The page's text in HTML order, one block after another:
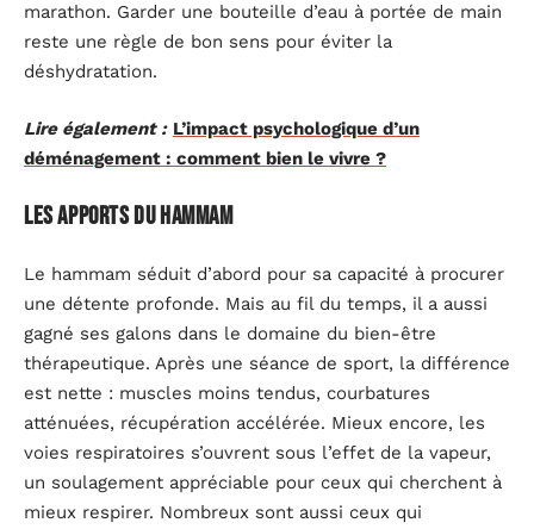
marathon. Garder une bouteille d’eau à portée de main
reste une règle de bon sens pour éviter la
déshydratation.
Lire également : L’impact psychologique d’un
déménagement : comment bien le vivre ?
Les Apports du hammam
Le hammam séduit d’abord pour sa capacité à procurer
une détente profonde. Mais au fil du temps, il a aussi
gagné ses galons dans le domaine du bien-être
thérapeutique. Après une séance de sport, la différence
est nette : muscles moins tendus, courbatures
atténuées, récupération accélérée. Mieux encore, les
voies respiratoires s’ouvrent sous l’effet de la vapeur,
un soulagement appréciable pour ceux qui cherchent à
mieux respirer. Nombreux sont aussi ceux qui